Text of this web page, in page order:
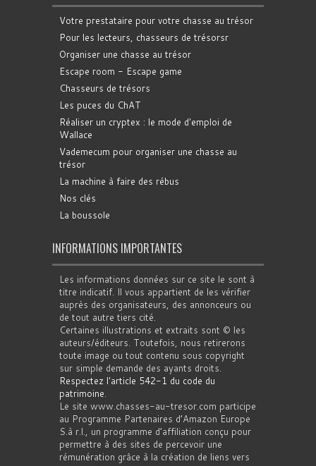
Votre prestataire pour votre chasse au trésor
Pour les lecteurs, chasseurs de trésorsr
Organiser une chasse au trésor
Escape room - Escape game
Chasseurs de trésors
Les puces du ChAT
Réaliser un cryptex : le mode d'emploi de
Wallace
Vademecum pour organiser une chasse au
trésor
La machine à faire des rébus
Nos clés
La boussole
INFORMATIONS IMPORTANTES
Les informations données sur ce site le sont à
titre indicatif. Il vous appartient de les vérifier
auprès des organisateurs, des annonceurs ou
de tout autre tiers cité.
Certaines illustrations et extraits sont © les
auteurs/éditeurs. Toutefois, nous retirerons
toute image ou tout contenu sous copyright
sur simple demande des ayants droits.
Respectez l'article 542-1 du code du
patrimoine.
Le site www.chasses-au-tresor.com participe
au Programme Partenaires d’Amazon Europe
S.à r.l., un programme d’affiliation conçu pour
permettre à des sites de percevoir une
rémunération grâce à la création de liens vers